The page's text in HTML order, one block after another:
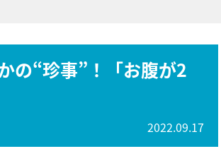
の“珍事”！「お腹が2
2022.09.17